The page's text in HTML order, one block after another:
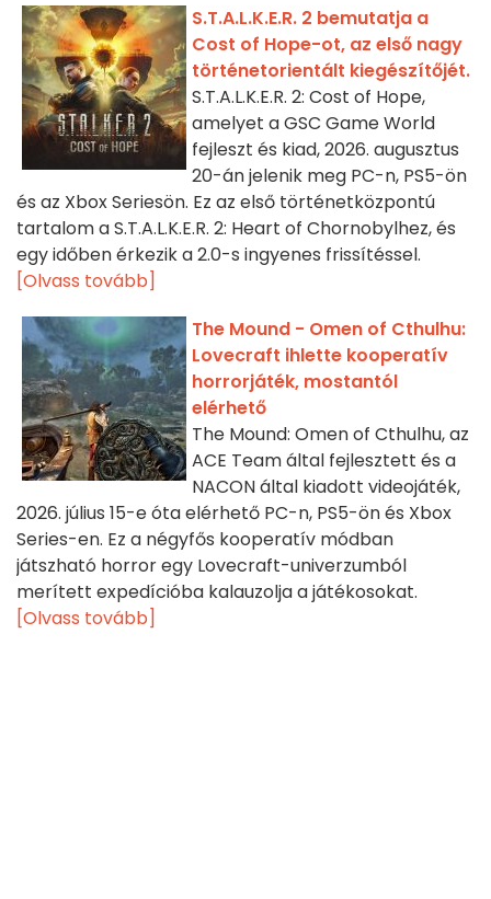
S.T.A.L.K.E.R. 2 bemutatja a
Cost of Hope-ot, az első nagy
történetorientált kiegészítőjét.
S.T.A.L.K.E.R. 2: Cost of Hope,
amelyet a GSC Game World
fejleszt és kiad, 2026. augusztus
20-án jelenik meg PC-n, PS5-ön
és az Xbox Seriesön. Ez az első történetközpontú
tartalom a S.T.A.L.K.E.R. 2: Heart of Chornobylhez, és
egy időben érkezik a 2.0-s ingyenes frissítéssel.
[Olvass tovább]
The Mound - Omen of Cthulhu:
Lovecraft ihlette kooperatív
horrorjáték, mostantól
elérhető
The Mound: Omen of Cthulhu, az
ACE Team által fejlesztett és a
NACON által kiadott videojáték,
2026. július 15-e óta elérhető PC-n, PS5-ön és Xbox
Series-en. Ez a négyfős kooperatív módban
játszható horror egy Lovecraft-univerzumból
merített expedícióba kalauzolja a játékosokat.
[Olvass tovább]